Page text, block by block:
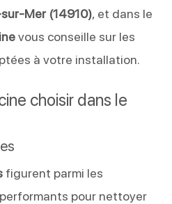
Mer (14910), et dans le
vous conseille sur les
à votre installation.
choisir dans le
figurent parmi les
pour nettoyer